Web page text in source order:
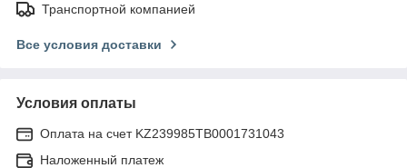
Транспортной компанией
Все условия доставки
Условия оплаты
Оплата на счет KZ239985TB0001731043
Наложенный платеж